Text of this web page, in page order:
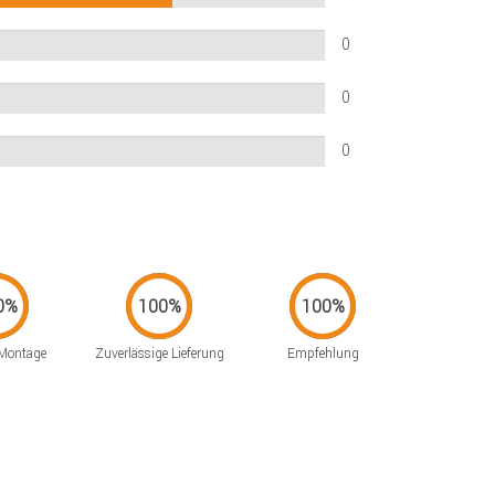
0
0
0
Zuverlässige Lieferung Empfehlung